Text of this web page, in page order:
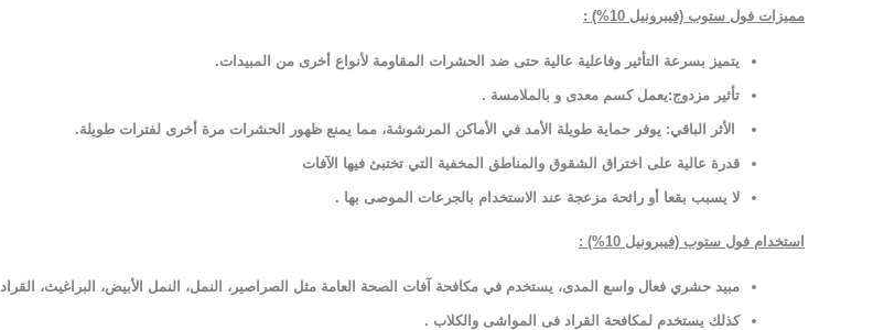
مميزات فول ستوب (فيبرونيل 10%) :
يتميز بسرعة التأثير وفاعلية عالية حتى ضد الحشرات المقاومة لأنواع أخرى من المبيدات.
تأثير مزدوج:يعمل كسم معدى و بالملامسة .
الأثر الباقي: يوفر حماية طويلة الأمد في الأماكن المرشوشة، مما يمنع ظهور الحشرات مرة أخرى لفترات طويلة.
قدرة عالية على اختراق الشقوق والمناطق المخفية التي تختبئ فيها الآفات
لا يسبب بقعا أو رائحة مزعجة عند الاستخدام بالجرعات الموصى بها .
استخدام فول ستوب (فيبرونيل 10%) :
مبيد حشري فعال واسع المدى، يستخدم في مكافحة آفات الصحة العامة مثل الصراصير، النمل، النمل الأبيض، البراغيث، القراد
كذلك يستخدم لمكافحة القراد فى المواشى والكلاب .